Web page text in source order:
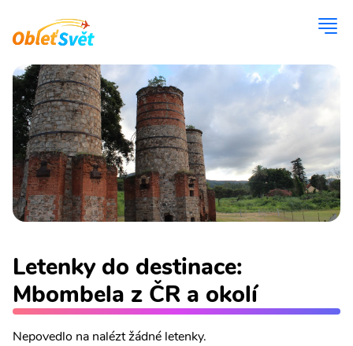
Letenky do destinace:
Mbombela z ČR a okolí
Nepovedlo na nalézt žádné letenky.